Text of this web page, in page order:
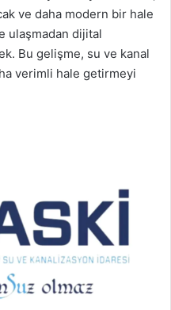
ve daha modern bir hale
ulaşmadan dijital
Bu gelişme, su ve kanal
verimli hale getirmeyi